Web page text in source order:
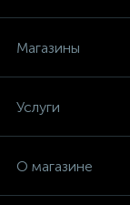
Магазины
Услуги
О магазине